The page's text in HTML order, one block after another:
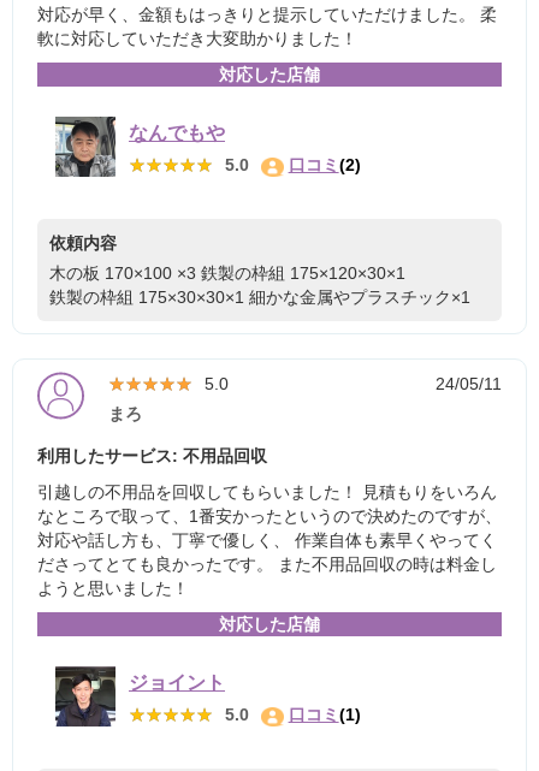
対応が早く、金額もはっきりと提示していただけました。 柔
軟に対応していただき大変助かりました！
対応した店舗
なんでもや
★★★★★
★★★★★ 5.0 口コミ(2)
依頼内容
木の板 170×100 ×3 鉄製の枠組 175×120×30×1
鉄製の枠組 175×30×30×1 細かな金属やプラスチック×1
★★★★★
★★★★★ 5.0
24/05/11
まろ
利用したサービス: 不用品回収
引越しの不用品を回収してもらいました！ 見積もりをいろん
なところで取って、1番安かったというので決めたのですが、
対応や話し方も、丁寧で優しく、 作業自体も素早くやってく
ださってとても良かったです。 また不用品回収の時は料金し
ようと思いました！
対応した店舗
ジョイント
★★★★★
★★★★★ 5.0 口コミ(1)